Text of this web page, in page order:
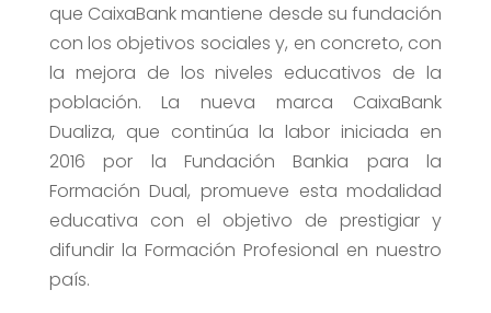
que CaixaBank mantiene desde su fundación
con los objetivos sociales y, en concreto, con
la mejora de los niveles educativos de la
población. La nueva marca CaixaBank
Dualiza, que continúa la labor iniciada en
2016 por la Fundación Bankia para la
Formación Dual, promueve esta modalidad
educativa con el objetivo de prestigiar y
difundir la Formación Profesional en nuestro
país.